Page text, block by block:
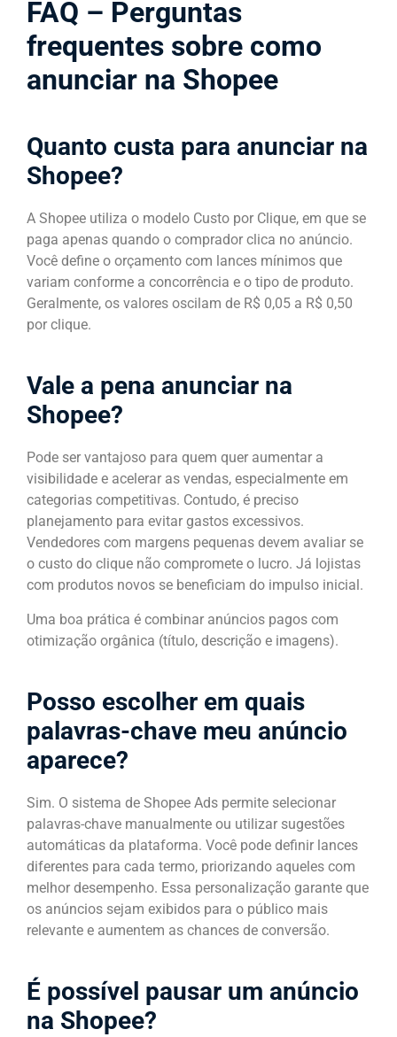
FAQ – Perguntas
frequentes sobre como
anunciar na Shopee
Quanto custa para anunciar na
Shopee?
A Shopee utiliza o modelo Custo por Clique, em que se
paga apenas quando o comprador clica no anúncio.
Você define o orçamento com lances mínimos que
variam conforme a concorrência e o tipo de produto.
Geralmente, os valores oscilam de R$ 0,05 a R$ 0,50
por clique.
Vale a pena anunciar na
Shopee?
Pode ser vantajoso para quem quer aumentar a
visibilidade e acelerar as vendas, especialmente em
categorias competitivas. Contudo, é preciso
planejamento para evitar gastos excessivos.
Vendedores com margens pequenas devem avaliar se
o custo do clique não compromete o lucro. Já lojistas
com produtos novos se beneficiam do impulso inicial.
Uma boa prática é combinar anúncios pagos com
otimização orgânica (título, descrição e imagens).
Posso escolher em quais
palavras-chave meu anúncio
aparece?
Sim. O sistema de Shopee Ads permite selecionar
palavras-chave manualmente ou utilizar sugestões
automáticas da plataforma. Você pode definir lances
diferentes para cada termo, priorizando aqueles com
melhor desempenho. Essa personalização garante que
os anúncios sejam exibidos para o público mais
relevante e aumentem as chances de conversão.
É possível pausar um anúncio
na Shopee?